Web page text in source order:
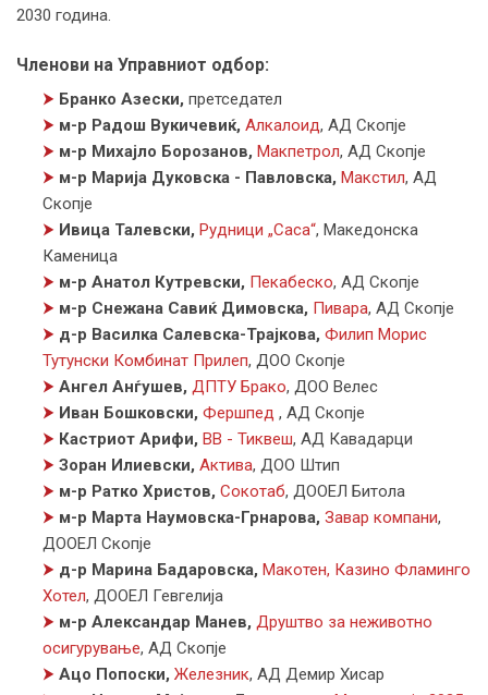
2030 година.
Членови на Управниот одбор:
⮞ Бранко Азески, претседател
⮞ м-р Радош Вукичевиќ, Алкалоид, АД Скопје
⮞ м-р Михајло Борозанов, Макпетрол, АД Скопје
⮞ м-р Марија Дуковска - Павловска, Макстил, АД
Скопје
⮞ Ивица Талевски, Рудници „Саса“, Македонска
Каменица
⮞ м-р Анатол Кутревски, Пекабеско, АД Скопје
⮞ м-р Снежана Савиќ Димовска, Пивара, АД Скопје
⮞ д-р Василка Салевска-Трајкова, Филип Морис
Тутунски Комбинат Прилеп, ДОО Скопје
⮞ Ангел Анѓушев, ДПТУ Брако, ДОО Велес
⮞ Иван Бошковски, Фершпед , АД Скопје
⮞ Кастриот Арифи, ВВ - Тиквеш, АД Кавадарци
⮞ Зоран Илиевски, Актива, ДОО Штип
⮞ м-р Ратко Христов, Сокотаб, ДООЕЛ Битола
⮞ м-р Марта Наумовска-Грнарова, Завар компани,
ДООЕЛ Скопје
⮞ д-р Марина Бадаровска, Макотен, Казино Фламинго
Хотел, ДООЕЛ Гевгелија
⮞ м-р Александар Манев, Друштво за неживотно
осигурување, АД Скопје
⮞ Ацо Попоски, Железник, АД Демир Хисар